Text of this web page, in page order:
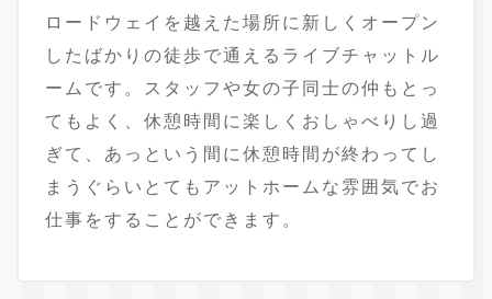
ロードウェイを越えた場所に新しくオープン
したばかりの徒歩で通えるライブチャットル
ームです。スタッフや女の子同士の仲もとっ
てもよく、休憩時間に楽しくおしゃべりし過
ぎて、あっという間に休憩時間が終わってし
まうぐらいとてもアットホームな雰囲気でお
仕事をすることができます。